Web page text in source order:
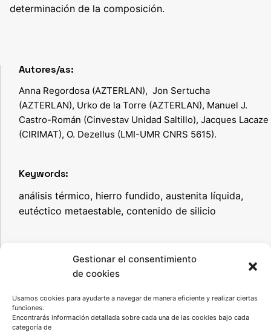
Gestionar el consentimiento
de cookies
Usamos cookies para ayudarte a navegar de manera eficiente y realizar ciertas
funciones.
Encontrarás información detallada sobre cada una de las cookies bajo cada
categoría de
determinación de la composición.
Autores/as:
Anna Regordosa (AZTERLAN), Jon Sertucha
(AZTERLAN), Urko de la Torre (AZTERLAN), Manuel J.
Castro-Román (Cinvestav Unidad Saltillo), Jacques Lacaze
(CIRIMAT), O. Dezellus (LMI-UMR CNRS 5615).
Keywords:
análisis térmico, hierro fundido, austenita líquida,
eutéctico metaestable, contenido de silicio
Descargar artículo